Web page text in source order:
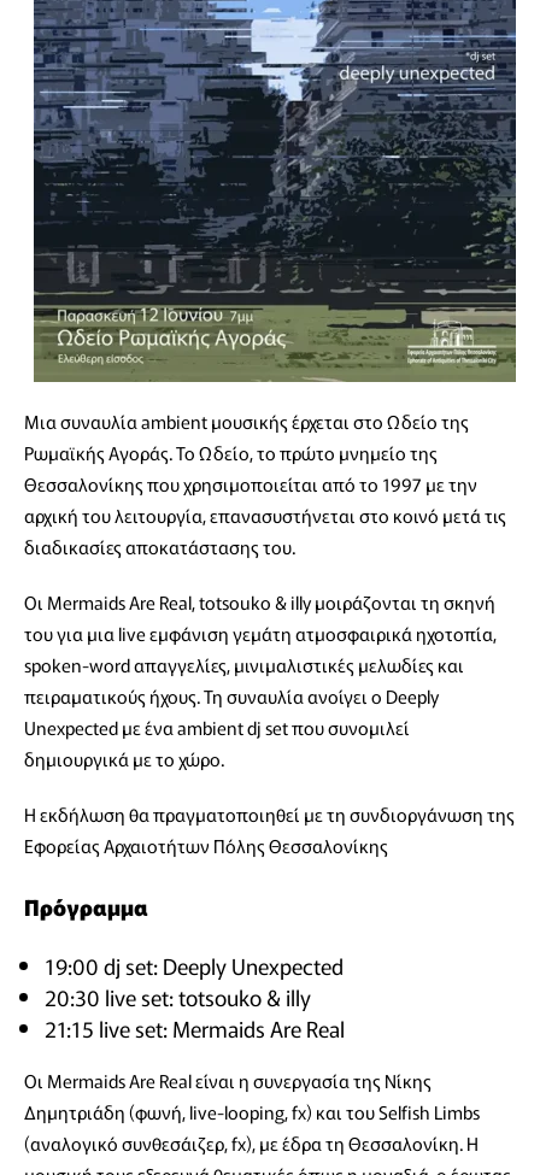
Μια συναυλία ambient μουσικής έρχεται στο Ωδείο της
Ρωμαϊκής Αγοράς. Το Ωδείο, το πρώτο μνημείο της
Θεσσαλονίκης που χρησιμοποιείται από το 1997 με την
αρχική του λειτουργία, επανασυστήνεται στο κοινό μετά τις
διαδικασίες αποκατάστασης του.
Οι Mermaids Are Real, totsouko & illy μοιράζονται τη σκηνή
του για μια live εμφάνιση γεμάτη ατμοσφαιρικά ηχοτοπία,
spoken-word απαγγελίες, μινιμαλιστικές μελωδίες και
πειραματικούς ήχους. Τη συναυλία ανοίγει ο Deeply
Unexpected με ένα ambient dj set που συνομιλεί
δημιουργικά με το χώρο.
Η εκδήλωση θα πραγματοποιηθεί με τη συνδιοργάνωση της
Εφορείας Αρχαιοτήτων Πόλης Θεσσαλονίκης
Πρόγραμμα
19:00 dj set: Deeply Unexpected
20:30 live set: totsouko & illy
21:15 live set: Mermaids Are Real
Οι Mermaids Are Real είναι η συνεργασία της Νίκης
Δημητριάδη (φωνή, live-looping, fx) και του Selfish Limbs
(αναλογικό συνθεσάιζερ, fx), με έδρα τη Θεσσαλονίκη. Η